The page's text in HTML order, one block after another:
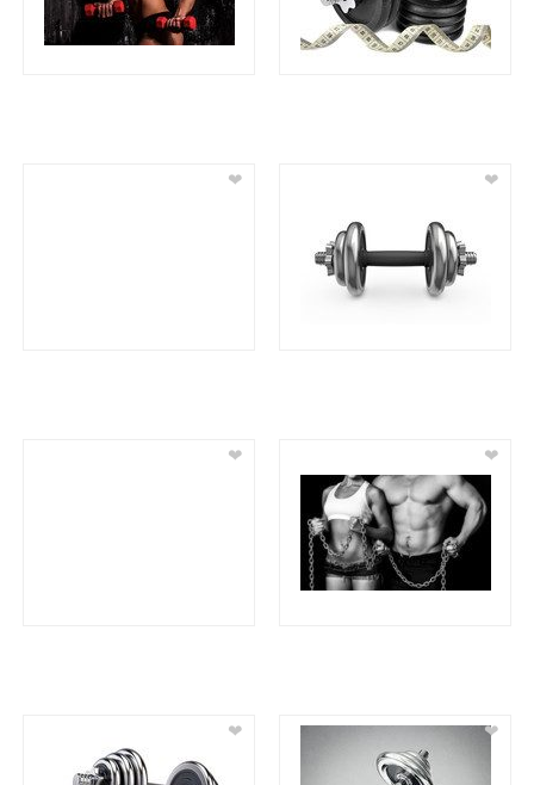
❤ ❤
❤ ❤
❤ ❤